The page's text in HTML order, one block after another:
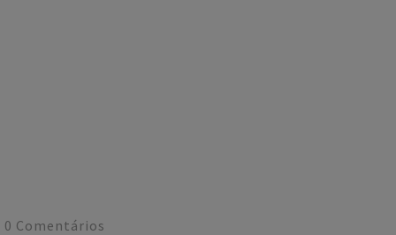
0 Comentários